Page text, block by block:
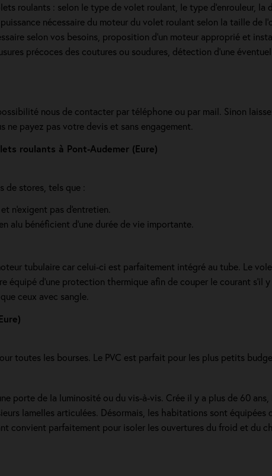
roulants : selon le type de volet roulant, le type d’enrouleur, la
nécessaire du moteur du volet roulant selon la taille de
selon vos besoins, proposition d'un moteur approprié et
précoces des coutures ou soudures, détection d'une
nous de contacter par téléphone ou par mail. Sinon
ne payez pas votre devis et sans engagement.
roulants à Pont-Audemer (Eure)
de stores, tels que :
n'exigent pas d'entretien.
alu bénéficient d'une durée de vie importante.
tubulaire car celui-ci est parfaitement intégré au tube. Le
équipé d'une protection thermique afin de couper le courant s'il y
ceux avec sangle.
toutes les bourses. Le PVC est parfait pour les plus petits
porte de la luminosité ou du vis-à-vis. Crée il y a plus de 60
lamelles articulées. Désormais, les habitations sont équipées
convient parfaitement pour isoler les ouvertures du froid et du